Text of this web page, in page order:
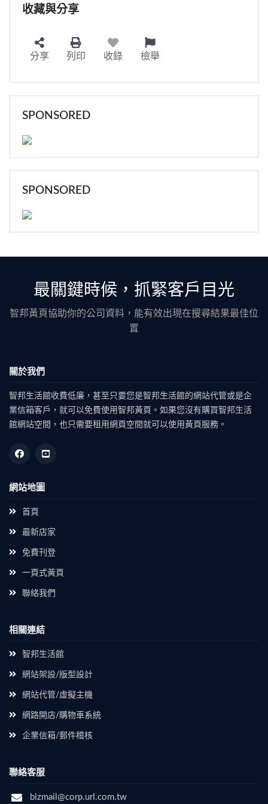
收藏與分享
分享 列印 收錄 檢舉
SPONSORED
SPONSORED
最關鍵時候，抓緊客戶目光
智邦黃頁協助你的公司資料，能有效出現在搜尋結果最佳位
置
關於我們
智邦生活館收費低廉，甚至只要您是智邦生活館的網站代管或是企
業信箱客戶，就可以免費使用智邦黃頁。如果您沒有購買智邦生活
館網站空間，也只需要租用網頁空間就可以使用黃頁服務。
網站地圖
首頁
最新店家
免費刊登
一頁式黃頁
聯絡我們
相關連結
智邦生活館
網站架設/版型設計
網站代管/虛擬主機
網路開店/購物車系統
企業信箱/郵件稽核
聯絡客服
bizmail@corp.url.com.tw